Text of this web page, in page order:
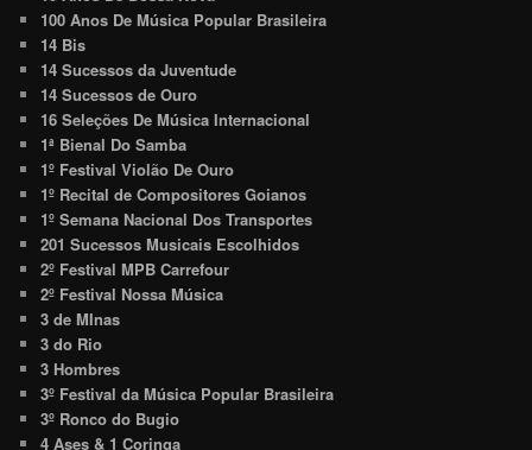
100 Anos De Música Popular Brasileira
14 Bis
14 Sucessos da Juventude
14 Sucessos de Ouro
16 Seleções De Música Internacional
1ª Bienal Do Samba
1º Festival Violão De Ouro
1º Recital de Compositores Goianos
1º Semana Nacional Dos Transportes
201 Sucessos Musicais Escolhidos
2º Festival MPB Carrefour
2º Festival Nossa Música
3 de MInas
3 do Rio
3 Hombres
3º Festival da Música Popular Brasileira
3º Ronco do Bugio
4 Ases & 1 Coringa